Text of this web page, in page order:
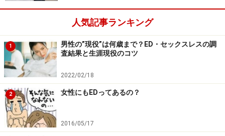
1/2
人気記事ランキング
1
男性の”現役”は何歳まで？ED・セックスレスの調
査結果と生涯現役のコツ
2022/02/18
2 女性にもEDってあるの？
2016/05/17